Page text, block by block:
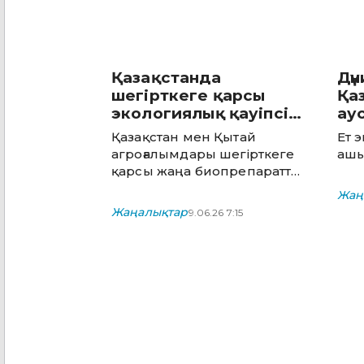
Қазақстанда
шегірткеге қарсы
экологиялық қауіпсіз
технология сыналды
Қазақстан мен Қытай
агроғалымдары шегірткеге
қарсы жаңа биопрепаратты
Жаңалықтар9.06.26 7:15
Ет